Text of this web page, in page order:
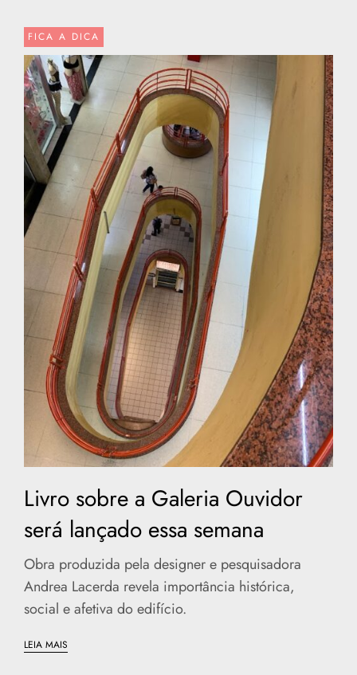
FICA A DICA
Livro sobre a Galeria Ouvidor
será lançado essa semana
Obra produzida pela designer e pesquisadora
Andrea Lacerda revela importância histórica,
social e afetiva do edifício.
LEIA MAIS